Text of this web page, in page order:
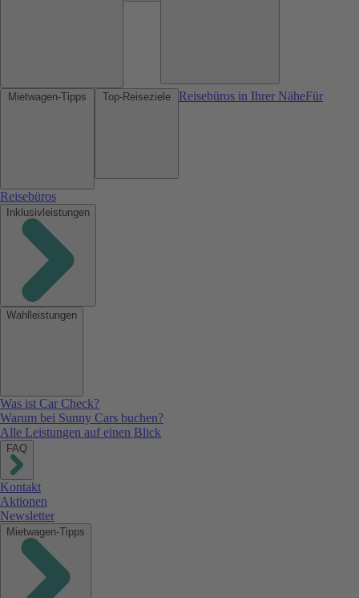
Reisebüros in Ihrer NäheFür
Reisebüros
Inklusivleistungen
Wahlleistungen
Was ist Car Check?
Warum bei Sunny Cars buchen?
Alle Leistungen auf einen Blick
FAQ
Kontakt
Aktionen
Newsletter
Mietwagen-Tipps